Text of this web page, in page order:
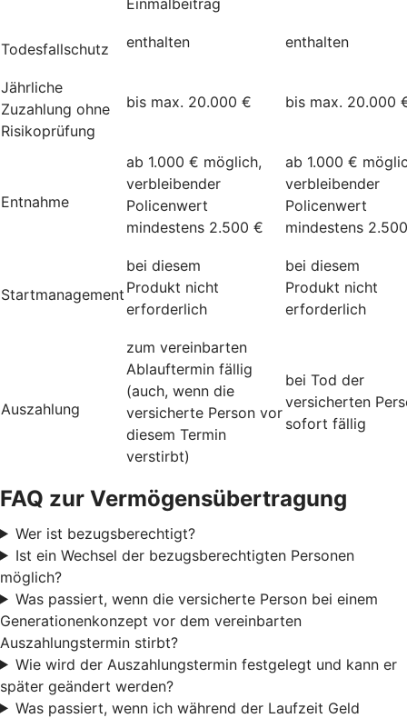
Todesfallschutz enthalten enthalten
Jährliche
Zuzahlung ohne
Risikoprüfung
bis max. 20.000 € bis max. 20.000
Entnahme
ab 1.000 € möglich,
verbleibender
Policenwert
mindestens 2.500 €
ab 1.000 €
verbleibender
Policenwert
mindestens
Startmanagement
bei diesem
Produkt nicht
erforderlich
bei diesem
Produkt nicht
erforderlich
Auszahlung
zum vereinbarten
Ablauftermin fällig
(auch, wenn die
versicherte Person vor
diesem Termin
verstirbt)
bei Tod der
versicherten
sofort fällig
FAQ zur Vermögensübertragung
Wer ist bezugsberechtigt?
Ist ein Wechsel der bezugsberechtigten Personen
möglich?
Was passiert, wenn die versicherte Person bei einem
Generationenkonzept vor dem vereinbarten
Auszahlungstermin stirbt?
Wie wird der Auszahlungstermin festgelegt und kann er
später geändert werden?
Was passiert, wenn ich während der Laufzeit Geld